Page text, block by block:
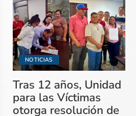
NOTICIAS
Tras 12 años, Unidad
para las Víctimas
otorga resolución de